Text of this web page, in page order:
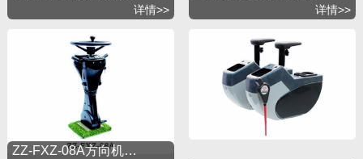
详情>> 详情>>
ZZ-FXZ-08A方向机…